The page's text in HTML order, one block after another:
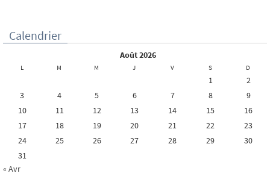
Calendrier
août 2026
L M M J V S D
1
2
3
4 5 6 7 8
9
10
11 12 13 14 15
16
17
18 19 20 21 22
23
24
25 26 27 28 29
30
31
« Avr